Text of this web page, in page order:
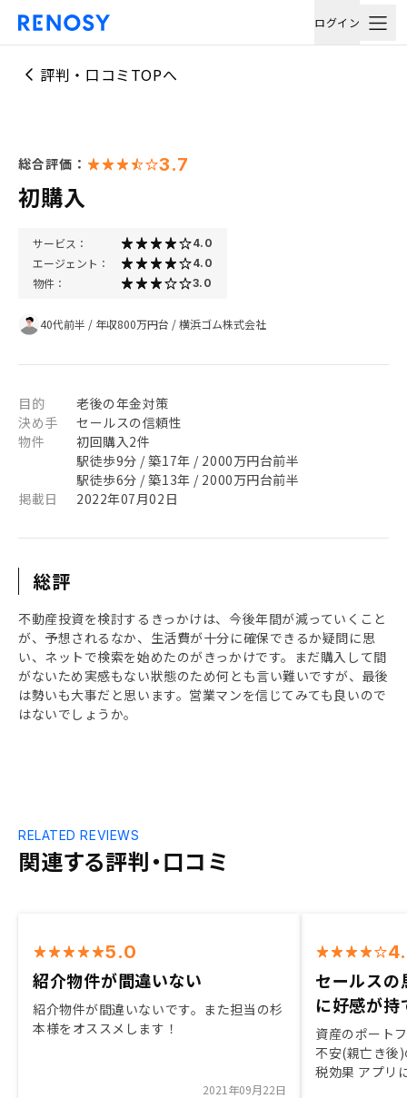
ログイン
評判・口コミTOPへ
総合評価： 3.7
初購入
サービス： 4.0
エージェント： 4.0
物件： 3.0
40代前半 / 年収800万円台 /横浜ゴム株式会社
目的
老後の年金対策
決め手
セールスの信頼性
物件
初回購入2件
駅徒歩9分 / 築17年 / 2000万円台前半
駅徒歩6分 / 築13年 / 2000万円台前半
掲載日
2022年07月02日
総評
不動産投資を検討するきっかけは、今後年間が減っていくこと
が、予想されるなか、生活費が十分に確保できるか疑問に思
い、ネットで検索を始めたのがきっかけです。まだ購入して間
がないため実感もない狀態のため何とも言い難いですが、最後
は勢いも大事だと思います。営業マンを信じてみても良いので
はないでしょうか。
関連する評判・口コミ
RELATED REVIEWS
5.0
紹介物件が間違いない
紹介物件が間違いないです。また担当の杉
本様をオススメします！
2021年09月22日
セールスの
に好感が持
資産のポート
不安(親亡き後
税効果 アプリ